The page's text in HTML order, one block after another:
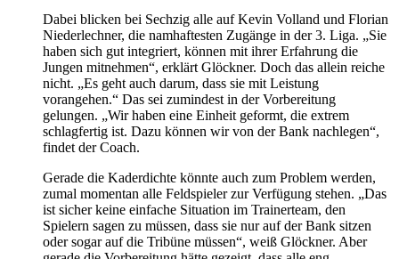
Dabei blicken bei Sechzig alle auf Kevin Volland und Florian
Niederlechner, die namhaftesten Zugänge in der 3. Liga. „Sie
haben sich gut integriert, können mit ihrer Erfahrung die
Jungen mitnehmen“, erklärt Glöckner. Doch das allein reiche
nicht. „Es geht auch darum, dass sie mit Leistung
vorangehen.“ Das sei zumindest in der Vorbereitung
gelungen. „Wir haben eine Einheit geformt, die extrem
schlagfertig ist. Dazu können wir von der Bank nachlegen“,
findet der Coach.
Gerade die Kaderdichte könnte auch zum Problem werden,
zumal momentan alle Feldspieler zur Verfügung stehen. „Das
ist sicher keine einfache Situation im Trainerteam, den
Spielern sagen zu müssen, dass sie nur auf der Bank sitzen
oder sogar auf die Tribüne müssen“, weiß Glöckner. Aber